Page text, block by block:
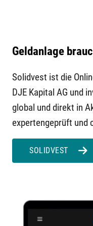
Geldanlage
Solidvest ist die
DJE Kapital AG und
global und direkt in
expertengeprüft und
SOLIDVEST